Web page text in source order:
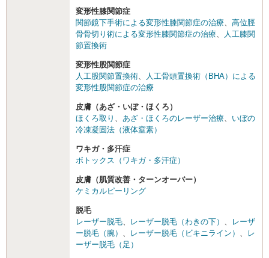
変形性膝関節症
関節鏡下手術による変形性膝関節症の治療
高位脛
骨骨切り術による変形性膝関節症の治療
人工膝関
節置換術
変形性股関節症
人工股関節置換術
人工骨頭置換術（BHA）による
変形性股関節症の治療
皮膚（あざ・いぼ・ほくろ）
ほくろ取り
あざ・ほくろのレーザー治療
いぼの
冷凍凝固法（液体窒素）
ワキガ・多汗症
ボトックス（ワキガ・多汗症）
皮膚（肌質改善・ターンオーバー）
ケミカルピーリング
脱毛
レーザー脱毛
レーザー脱毛（わきの下）
レーザ
ー脱毛（腕）
レーザー脱毛（ビキニライン）
レ
ーザー脱毛（足）